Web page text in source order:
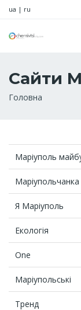
ua | ru
Сайти
Рядок
Головна
Маріуполь
Маріупольчанка
Я Маріуполь
Екологія
One
Маріупольські
Тренд